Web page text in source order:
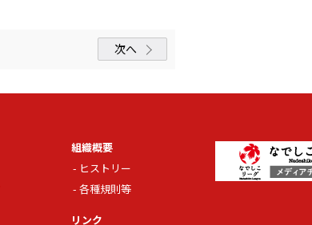
次へ
組織概要
ヒストリー
各種規則等
リンク